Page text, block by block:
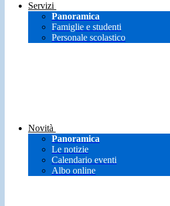
Servizi
Panoramica
Famiglie e studenti
Personale scolastico
Novità
Panoramica
Le notizie
Calendario eventi
Albo online